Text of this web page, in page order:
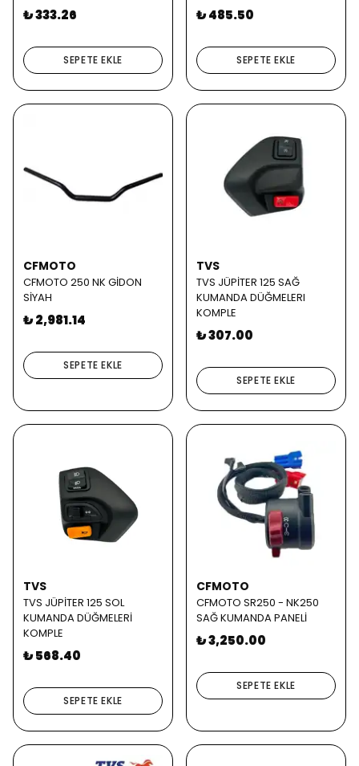
₺ 333.26
SEPETE EKLE
₺ 485.50
SEPETE EKLE
CFMOTO
CFMOTO 250 NK GİDON
SİYAH
₺ 2,981.14
SEPETE EKLE
TVS
TVS JÜPİTER 125 SAĞ
KUMANDA DÜĞMELERI
KOMPLE
₺ 307.00
SEPETE EKLE
TVS
TVS JÜPİTER 125 SOL
KUMANDA DÜĞMELERİ
KOMPLE
₺ 568.40
SEPETE EKLE
CFMOTO
CFMOTO SR250 - NK250
SAĞ KUMANDA PANELİ
₺ 3,250.00
SEPETE EKLE